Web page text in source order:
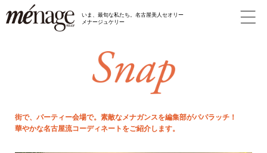
いま、最旬な私たち。名古屋美人セオリー
メナージュケリー
街で、パーティー会場で。素敵なメナガンスを編集部がパパラッチ！
華やかな名古屋流コーディネートをご紹介します。